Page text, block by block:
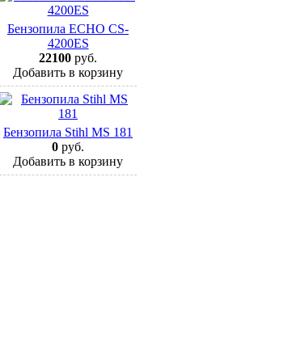
Бензопила ECHO CS-
4200ES
22100 руб.
Добавить в корзину
Бензопила Stihl MS 181
0 руб.
Добавить в корзину